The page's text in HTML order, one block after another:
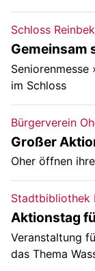
Schloss Reinbek
Gemeinsam
Seniorenmesse
im Schloss
Bürgerverein
Großer
Oher öffnen
Stadtbibliothek
Aktionstag
Veranstaltung
das Thema